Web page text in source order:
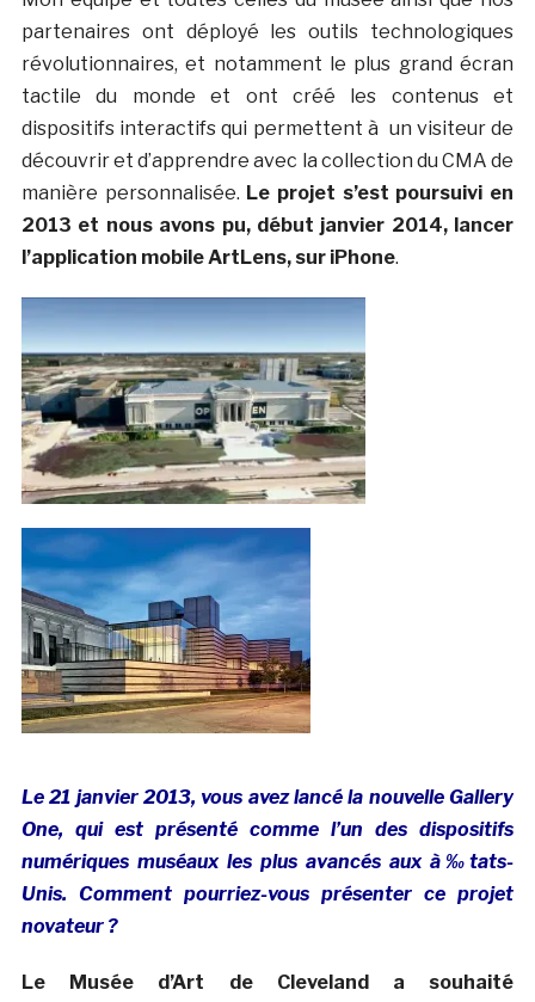
partenaires ont déployé les outils technologiques
révolutionnaires, et notamment le plus grand écran
tactile du monde et ont créé les contenus et
dispositifs interactifs qui permettent à un visiteur de
découvrir et d’apprendre avec la collection du CMA de
manière personnalisée. Le projet s’est poursuivi en
2013 et nous avons pu, début janvier 2014, lancer
l’application mobile ArtLens, sur iPhone.
Le 21 janvier 2013, vous avez lancé la nouvelle Gallery
One, qui est présenté comme l’un des dispositifs
numériques muséaux les plus avancés aux à‰tats-
Unis. Comment pourriez-vous présenter ce projet
novateur ?
Le Musée d’Art de Cleveland a souhaité